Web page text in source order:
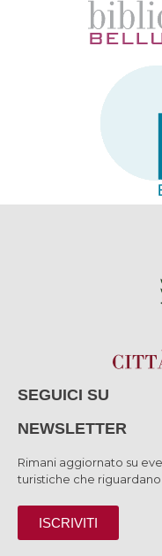
SEGUICI SU
NEWSLETTER
Rimani aggiornato su
turistiche che
ISCRIVITI